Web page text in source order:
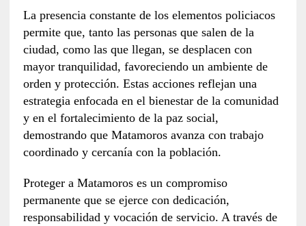
La presencia constante de los elementos policiacos
permite que, tanto las personas que salen de la
ciudad, como las que llegan, se desplacen con
mayor tranquilidad, favoreciendo un ambiente de
orden y protección. Estas acciones reflejan una
estrategia enfocada en el bienestar de la comunidad
y en el fortalecimiento de la paz social,
demostrando que Matamoros avanza con trabajo
coordinado y cercanía con la población.
Proteger a Matamoros es un compromiso
permanente que se ejerce con dedicación,
responsabilidad y vocación de servicio. A través de